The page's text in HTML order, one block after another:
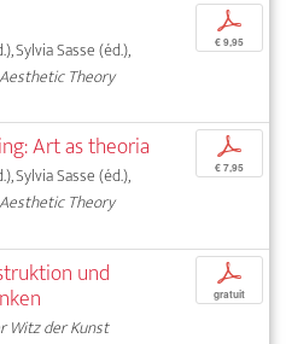
Sylvia Sasse (éd.),
Aesthetic Theory
p
€ 9,95
Art as theoria
Sylvia Sasse (éd.),
Aesthetic Theory
p
€ 7,95
und
Witz der Kunst
p
gratuit